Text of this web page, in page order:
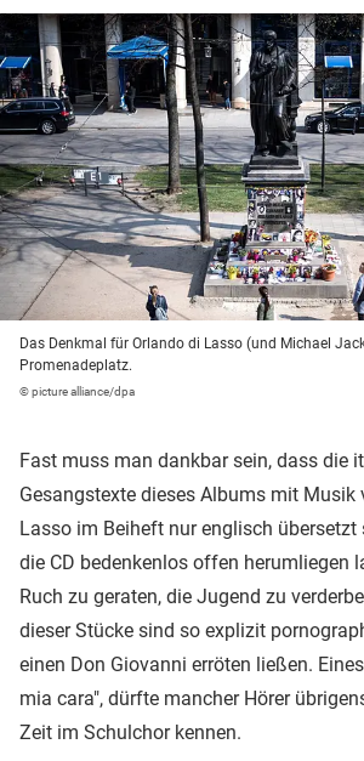
Das Denkmal für Orlando di Lasso (und Michael
Promenadeplatz.
© picture alliance/dpa
Fast muss man dankbar sein, dass die
Gesangstexte dieses Albums mit Musik
Lasso im Beiheft nur englisch übersetzt
die CD bedenkenlos offen herumliegen
Ruch zu geraten, die Jugend zu
dieser Stücke sind so explizit
einen Don Giovanni erröten ließen.
mia cara", dürfte mancher Hörer
Zeit im Schulchor kennen.